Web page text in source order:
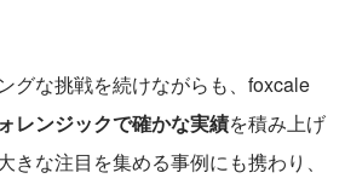
グな挑戦を続けながらも、foxcale
レンジックで確かな実績を積み上げ
きな注目を集める事例にも携わり、